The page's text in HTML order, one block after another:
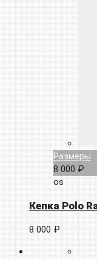
Размеры
8 000 ₽
os
Кепка Polo
8 000 ₽